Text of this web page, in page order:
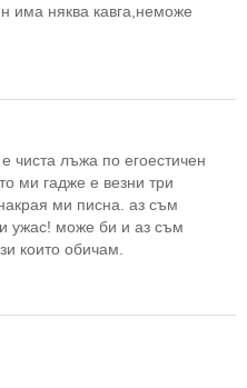
има няква кавга,неможе
чиста лъжа по егоестичен
ми гадже е везни три
ми писна. аз съм
ужас! може би и аз съм
които обичам.